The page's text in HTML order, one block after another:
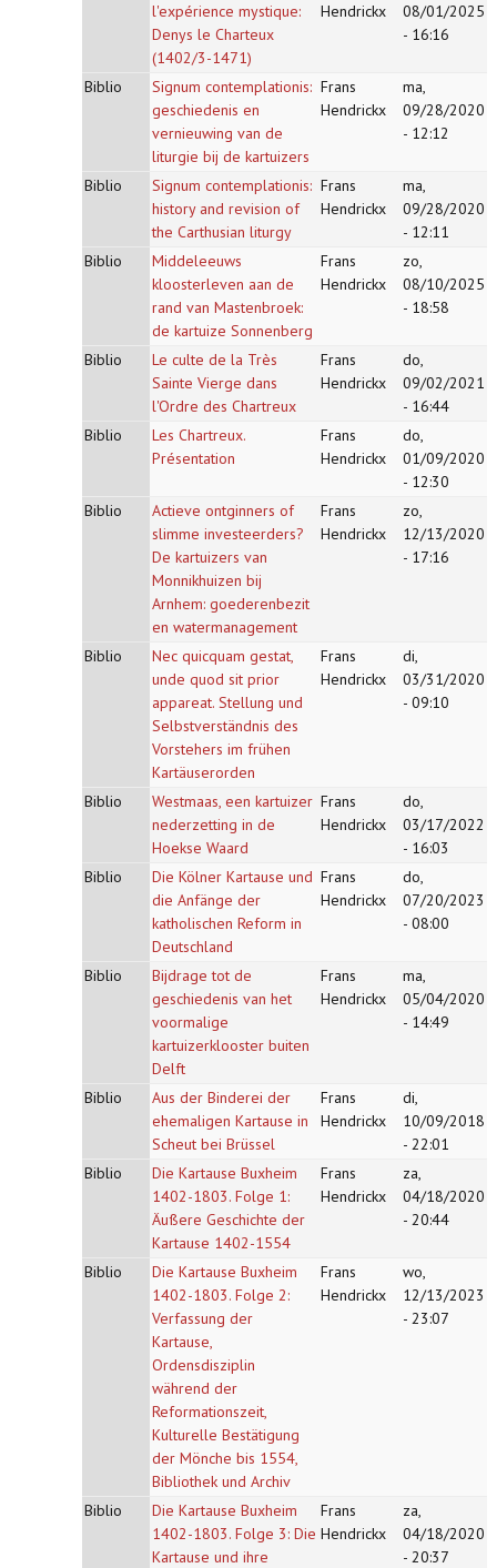
l'expérience mystique:
Denys le Charteux
(1402/3-1471)
Hendrickx
08/01/2025
- 16:16
Biblio
Signum contemplationis:
geschiedenis en
vernieuwing van de
liturgie bij de kartuizers
Frans
Hendrickx
ma,
09/28/2020
- 12:12
Biblio
Signum contemplationis:
history and revision of
the Carthusian liturgy
Frans
Hendrickx
ma,
09/28/2020
- 12:11
Biblio
Middeleeuws
kloosterleven aan de
rand van Mastenbroek:
de kartuize Sonnenberg
Frans
Hendrickx
zo,
08/10/2025
- 18:58
Biblio
Le culte de la Très
Sainte Vierge dans
l'Ordre des Chartreux
Frans
Hendrickx
do,
09/02/2021
- 16:44
Biblio
Les Chartreux.
Présentation
Frans
Hendrickx
do,
01/09/2020
- 12:30
Biblio
Actieve ontginners of
slimme investeerders?
De kartuizers van
Monnikhuizen bij
Arnhem: goederenbezit
en watermanagement
Frans
Hendrickx
zo,
12/13/2020
- 17:16
Biblio
Nec quicquam gestat,
unde quod sit prior
appareat. Stellung und
Selbstverständnis des
Vorstehers im frühen
Kartäuserorden
Frans
Hendrickx
di,
03/31/2020
- 09:10
Biblio
Westmaas, een kartuizer
nederzetting in de
Hoekse Waard
Frans
Hendrickx
do,
03/17/2022
- 16:03
Biblio
Die Kölner Kartause und
die Anfänge der
katholischen Reform in
Deutschland
Frans
Hendrickx
do,
07/20/2023
- 08:00
Biblio
Bijdrage tot de
geschiedenis van het
voormalige
kartuizerklooster buiten
Delft
Frans
Hendrickx
ma,
05/04/2020
- 14:49
Biblio
Aus der Binderei der
ehemaligen Kartause in
Scheut bei Brüssel
Frans
Hendrickx
di,
10/09/2018
- 22:01
Biblio
Die Kartause Buxheim
1402-1803. Folge 1:
Äußere Geschichte der
Kartause 1402-1554
Frans
Hendrickx
za,
04/18/2020
- 20:44
Biblio
Die Kartause Buxheim
1402-1803. Folge 2:
Verfassung der
Kartause,
Ordensdisziplin
während der
Reformationszeit,
Kulturelle Bestätigung
der Mönche bis 1554,
Bibliothek und Archiv
Frans
Hendrickx
wo,
12/13/2023
- 23:07
Biblio
Die Kartause Buxheim
1402-1803. Folge 3: Die
Kartause und ihre
Frans
Hendrickx
za,
04/18/2020
- 20:37